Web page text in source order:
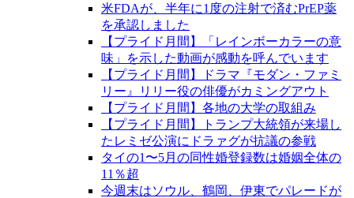
米FDAが、半年に1度の注射で済むPrEP薬
を承認しました
【プライド月間】「レインボーカラーの意
味」を示した動画が感動を呼んでいます
【プライド月間】ドラマ『モダン・ファミ
リー』リリー役の俳優がカミングアウト
【プライド月間】各地の大学の取組み
【プライド月間】トランプ大統領が来場し
たレミゼ公演にドラァグが抗議の参戦
タイの1〜5月の同性婚登録数は婚姻全体の
11％超
今週末はソウル、鶴岡、伊東でパレードが